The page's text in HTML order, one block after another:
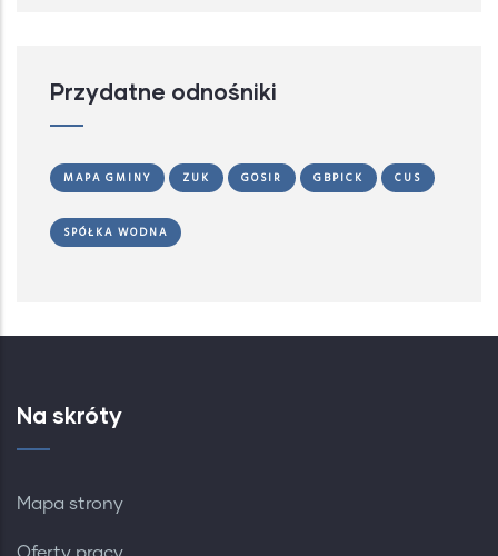
Przydatne odnośniki
MAPA GMINY ZUK GOSIR GBPICK CUS
SPÓŁKA WODNA
Na skróty
Mapa strony